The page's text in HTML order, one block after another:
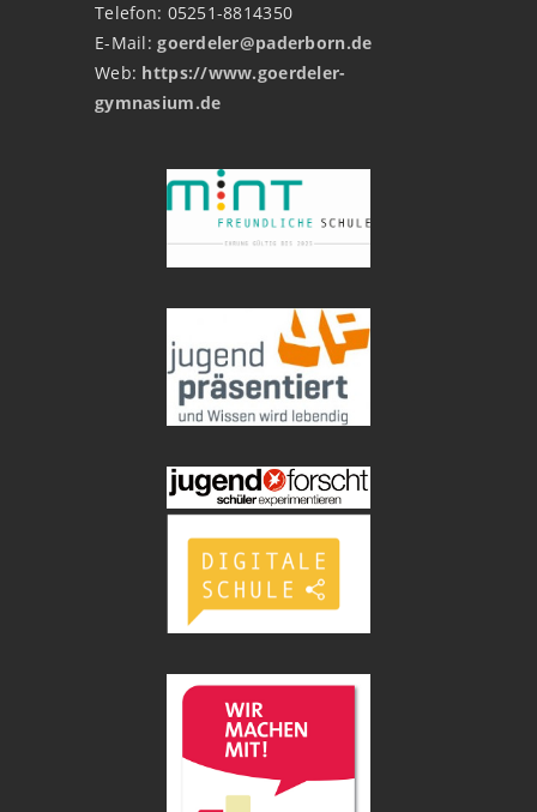
Telefon: 05251-8814350
E-Mail:goerdeler@paderborn.de
Web: https://www.goerdeler-
gymnasium.de